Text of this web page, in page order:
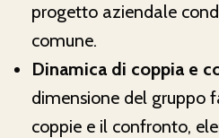
progetto aziendale
comune.
Dinamica di coppia e
dimensione del gruppo
coppie e il confronto,